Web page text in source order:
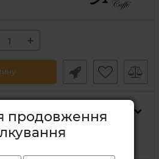
+
Почты
продовження